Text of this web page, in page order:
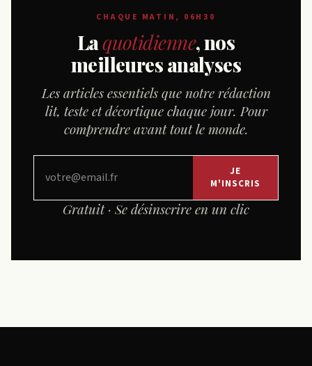
CHAQUE MATIN, 06H30
Laquotidienne, nos
meilleures analyses
Les articles essentiels que notre rédaction
lit, teste et décortique chaque jour. Pour
comprendre avant tout le monde.
JE
M'INSCRIS
Gratuit · Se désinscrire en un clic